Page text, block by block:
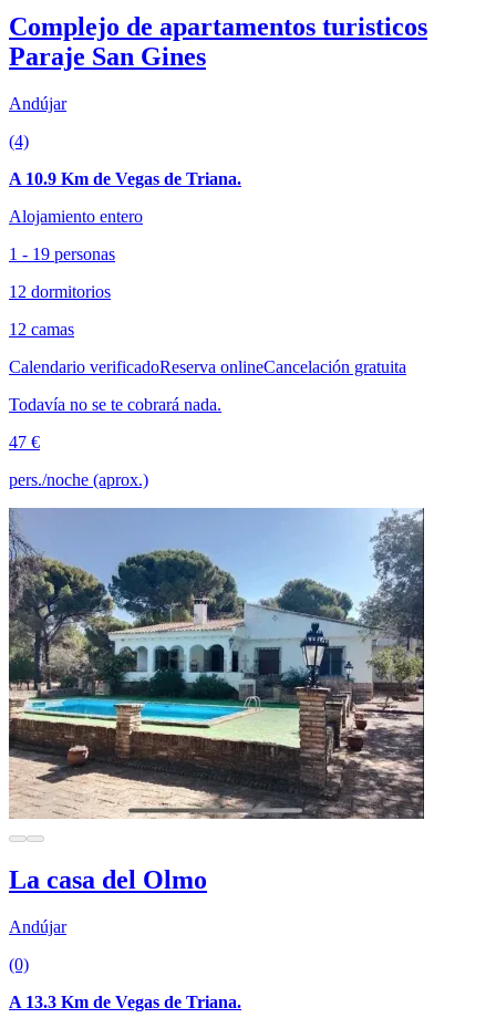
Complejo de apartamentos turisticos
Paraje San Gines
Andújar
(4)
A 10.9 Km de Vegas de Triana.
Alojamiento entero
1 - 19 personas
12 dormitorios
12 camas
Calendario verificadoReserva onlineCancelación gratuita
Todavía no se te cobrará nada.
47 €
pers./noche (aprox.)
La casa del Olmo
Andújar
(0)
A 13.3 Km de Vegas de Triana.